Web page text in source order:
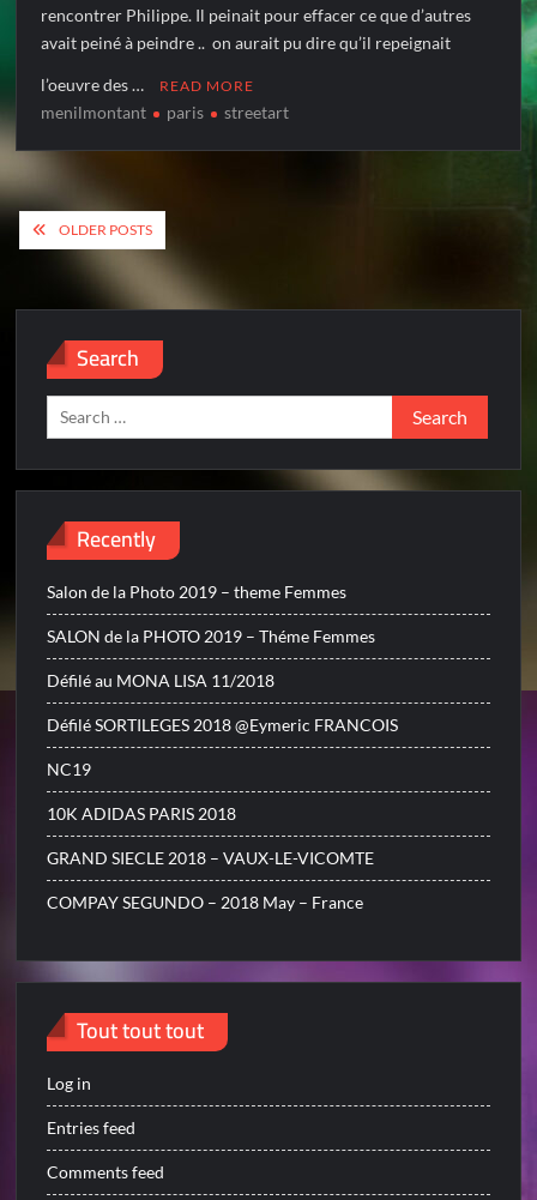
rencontrer Philippe. Il peinait pour effacer ce que d’autres
avait peiné à peindre .. on aurait pu dire qu’il repeignait
l’oeuvre des … READ MORE
menilmontant paris streetart
Posts
navigation
OLDER POSTS
Search
Search
for:
Recently
Salon de la Photo 2019 – theme Femmes
SALON de la PHOTO 2019 – Théme Femmes
Défilé au MONA LISA 11/2018
Défilé SORTILEGES 2018 @Eymeric FRANCOIS
NC19
10K ADIDAS PARIS 2018
GRAND SIECLE 2018 – VAUX-LE-VICOMTE
COMPAY SEGUNDO – 2018 May – France
Tout tout tout
Log in
Entries feed
Comments feed